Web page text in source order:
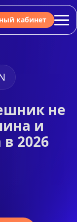
кабинет
не
и
2026